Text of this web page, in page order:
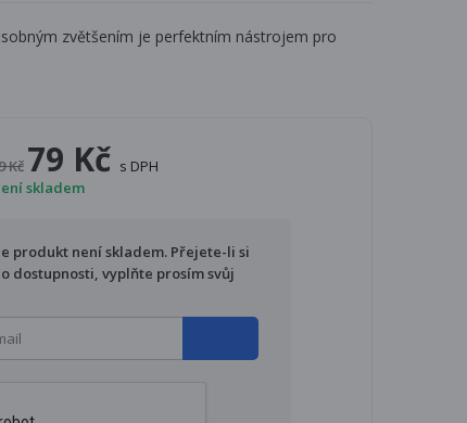
zvětšením je perfektním nástrojem pro
Kč 79 Kč s DPH
skladem
produkt není skladem. Přejete-li si
dostupnosti, vyplňte prosím svůj